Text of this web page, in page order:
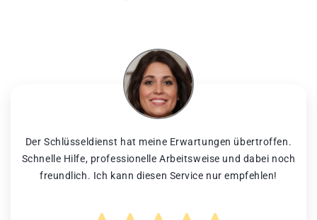
Der Schlüsseldienst hat meine Erwartungen übertroffen.
Schnelle Hilfe, professionelle Arbeitsweise und dabei noch
freundlich. Ich kann diesen Service nur empfehlen!